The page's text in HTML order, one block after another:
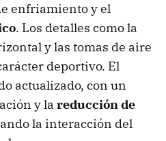
enfriamiento y el
. Los detalles como la
y las tomas de aire
deportivo. El
actualizado, con un
y la reducción de
la interacción del